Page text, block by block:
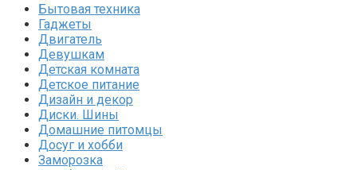
Бытовая техника
Гаджеты
Двигатель
Девушкам
Детская комната
Детское питание
Дизайн и декор
Диски. Шины
Домашние питомцы
Досуг и хобби
Заморозка